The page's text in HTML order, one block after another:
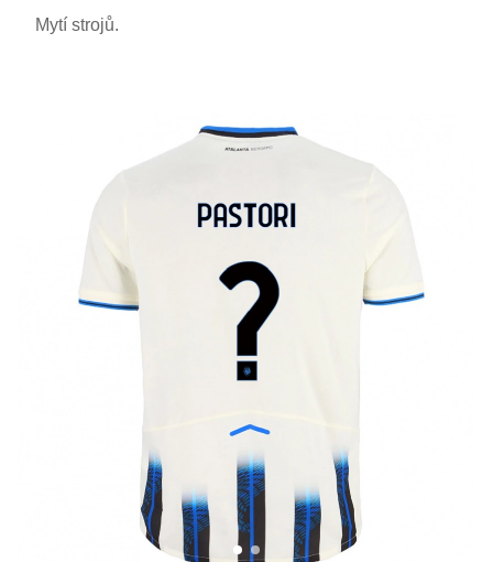
Mytí strojů.